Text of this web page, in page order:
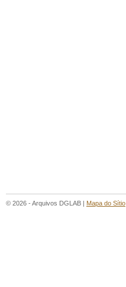
© 2026 - Arquivos DGLAB | Mapa do Sítio